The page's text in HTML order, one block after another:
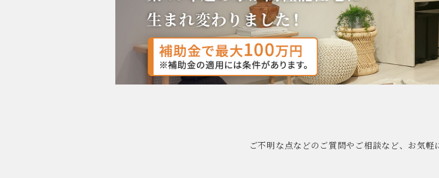
ご不明な点などのご質問やご相談など、お気軽